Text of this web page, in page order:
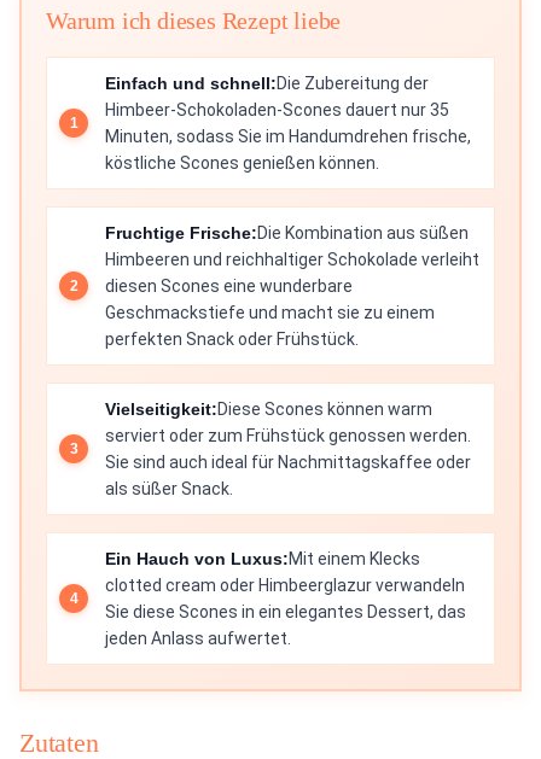
Warum ich dieses Rezept liebe
Einfach und schnell:Die Zubereitung der
Himbeer-Schokoladen-Scones dauert nur 35
Minuten, sodass Sie im Handumdrehen frische,
köstliche Scones genießen können.
Fruchtige Frische:Die Kombination aus süßen
Himbeeren und reichhaltiger Schokolade verleiht
diesen Scones eine wunderbare
Geschmackstiefe und macht sie zu einem
perfekten Snack oder Frühstück.
Vielseitigkeit:Diese Scones können warm
serviert oder zum Frühstück genossen werden.
Sie sind auch ideal für Nachmittagskaffee oder
als süßer Snack.
Ein Hauch von Luxus:Mit einem Klecks
clotted cream oder Himbeerglazur verwandeln
Sie diese Scones in ein elegantes Dessert, das
jeden Anlass aufwertet.
Zutaten